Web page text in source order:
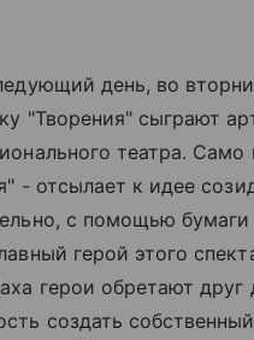
день, во
"Творения" сыграют
театра. Само
- отсылает к идее
с помощью бумаги
герой этого
герои обретают друг
создать